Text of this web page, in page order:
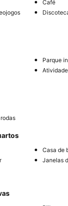
Café
Parque
Casa de
Janelas